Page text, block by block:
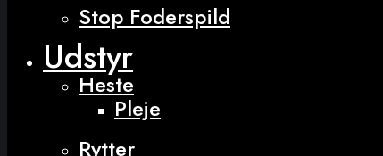
Stop Foderspild
Udstyr
Heste
Pleje
Rytter